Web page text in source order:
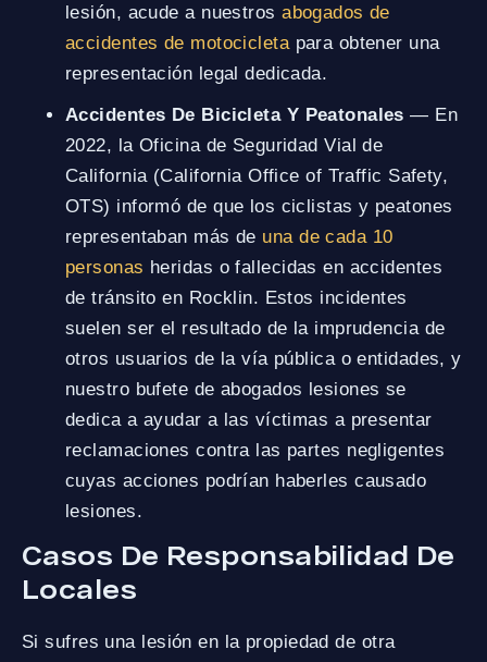
lesión, acude a nuestrosabogados de
accidentes de motocicleta para obtener una
representación legal dedicada.
Accidentes De Bicicleta Y Peatonales — En
2022, la Oficina de Seguridad Vial de
California (California Office of Traffic Safety,
OTS) informó de que los ciclistas y peatones
representaban más de una de cada 10
personas heridas o fallecidas en accidentes
de tránsito en Rocklin. Estos incidentes
suelen ser el resultado de la imprudencia de
otros usuarios de la vía pública o entidades, y
nuestro bufete de abogados lesiones se
dedica a ayudar a las víctimas a presentar
reclamaciones contra las partes negligentes
cuyas acciones podrían haberles causado
lesiones.
Casos De Responsabilidad De
Locales
Si sufres una lesión en la propiedad de otra